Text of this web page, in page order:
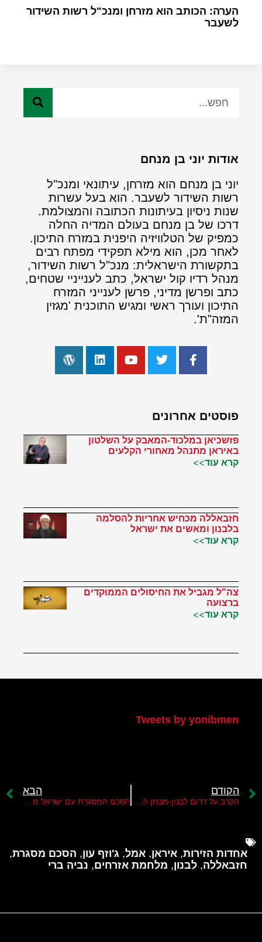
הערה: הכותב הוא מזרחן ומנכ"ל רשות השידור
לשעבר
אודות יוני בן מנחם
יוני בן מנחם הוא מזרחן, עיתונאי ומנכ"ל
רשות השידור לשעבר. הוא בעל עשרות
שנות ניסיון בעיתונות הכתובה והמצולמת.
דרכו של בן מנחם בעולם המדיה החלה
כמפיק של הטלוויזיה היפנית במזרח התיכון.
לאחר מכן, הוא מילא תפקידי מפתח רבים
בתקשורת הישראלית: מנכ"ל רשות השידור,
מנהל רדיו קול ישראל, כתב לענייניי שטחים,
כתב ופרשן מדיני, פרשן לענייני המזרח
התיכון ועורך ראשי ומגיש התוכנית 'מגזין
המזה"ת'.
פוסטים אחרונים
פזשכיאן במלכוד-המאבק על השלטון
באיראן מתנהל מאחורי הקלעים
קרא עוד>>
חזבאללה מכחיש אחריות להסלמה
בלבנון ומאשים את ישראל
קרא עוד>>
צה"ל מגביל את החיסולים הממוקדים
ברצועה
קרא עוד>>
Tweets by yonibmen
הקודם הבא
אחדות הזירות, איראן, אמל, ג'וזף עון, הסכם מסגרת,
חזבאללה, לבנון, מלחמת אזרחים, נביה ברי